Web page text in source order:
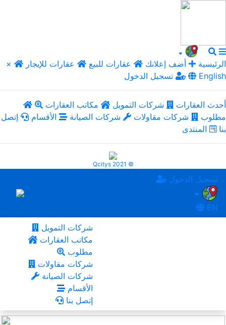
× الرئيسية أضف إعلانك عقارات للبيع
عقارات للإيجار
تسجيل الدخول
English
أحدث العقارات شركات التمويل
مكاتب العقارات
مطلوب
شركات مقاولات شركات الصيانة الأقسام
إتصل
بنا
المنتدى
Qcitys 2021 ©
تسجيل الدخول
EN
شركات التمويل
مكاتب العقارات
مطلوب
شركات مقاولات
شركات الصيانة
الأقسام
إتصل بنا